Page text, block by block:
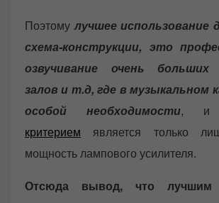
Поэтомулучшее использование
схема-конструкции, это
озвучивание очень больших
залов и т.д, где в музыкальном
особой необходимости,
критерием является только
мощность лампового усилителя.
Отсюда вывод, что лучшим